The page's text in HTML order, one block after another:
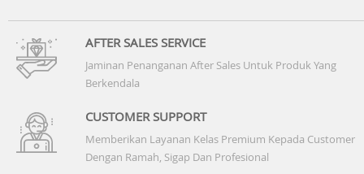
AFTER SALES SERVICE
Jaminan Penanganan After Sales Untuk Produk Yang
Berkendala
CUSTOMER SUPPORT
Memberikan Layanan Kelas Premium Kepada Customer
Dengan Ramah, Sigap Dan Profesional